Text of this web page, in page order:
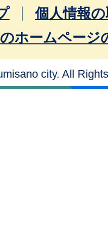
個人情報
ホームページ
city. All